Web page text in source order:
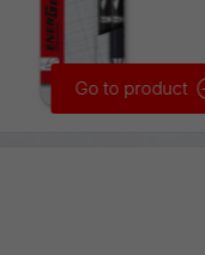
Go to product